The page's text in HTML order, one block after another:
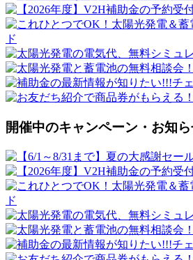
開催中のキャンペーン・お知